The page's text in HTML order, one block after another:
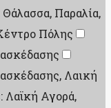
Παραλία,
Πόλης
Λαική
Λαϊκή Αγορά,